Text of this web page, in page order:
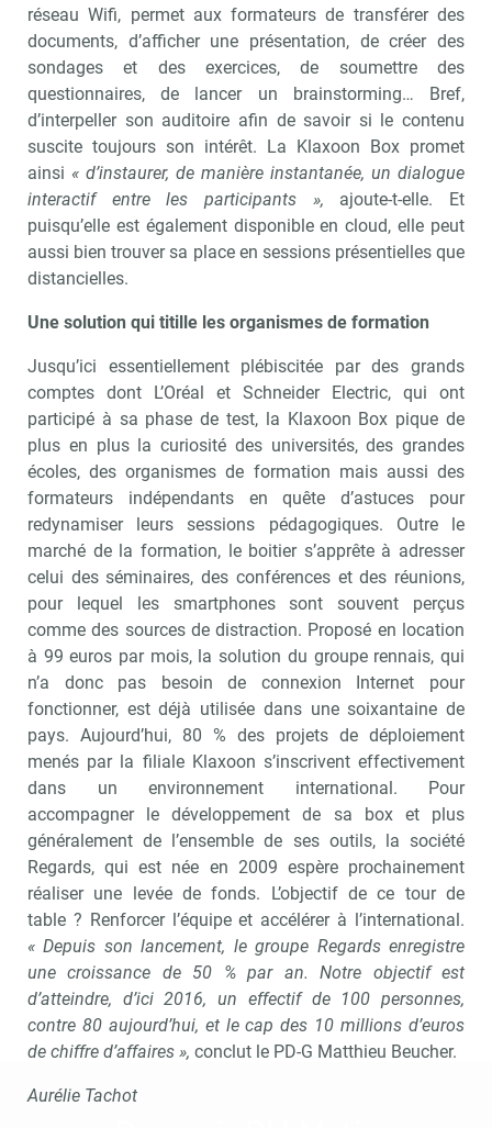
réseau Wifi, permet aux formateurs de transférer des
documents, d’afficher une présentation, de créer des
sondages et des exercices, de soumettre des
questionnaires, de lancer un brainstorming… Bref,
d’interpeller son auditoire afin de savoir si le contenu
suscite toujours son intérêt. La Klaxoon Box promet
ainsi « d’instaurer, de manière instantanée, un dialogue
interactif entre les participants », ajoute-t-elle. Et
puisqu’elle est également disponible en cloud, elle peut
aussi bien trouver sa place en sessions présentielles que
distancielles.
Une solution qui titille les organismes de formation
Jusqu’ici essentiellement plébiscitée par des grands
comptes dont L’Oréal et Schneider Electric, qui ont
participé à sa phase de test, la Klaxoon Box pique de
plus en plus la curiosité des universités, des grandes
écoles, des organismes de formation mais aussi des
formateurs indépendants en quête d’astuces pour
redynamiser leurs sessions pédagogiques. Outre le
marché de la formation, le boitier s’apprête à adresser
celui des séminaires, des conférences et des réunions,
pour lequel les smartphones sont souvent perçus
comme des sources de distraction. Proposé en location
à 99 euros par mois, la solution du groupe rennais, qui
n’a donc pas besoin de connexion Internet pour
fonctionner, est déjà utilisée dans une soixantaine de
pays. Aujourd’hui, 80 % des projets de déploiement
menés par la filiale Klaxoon s’inscrivent effectivement
dans un environnement international. Pour
accompagner le développement de sa box et plus
généralement de l’ensemble de ses outils, la société
Regards, qui est née en 2009 espère prochainement
réaliser une levée de fonds. L’objectif de ce tour de
table ? Renforcer l’équipe et accélérer à l’international.
« Depuis son lancement, le groupe Regards enregistre
une croissance de 50 % par an. Notre objectif est
d’atteindre, d’ici 2016, un effectif de 100 personnes,
contre 80 aujourd’hui, et le cap des 10 millions d’euros
de chiffre d’affaires », conclut le PD-G Matthieu Beucher.
Aurélie Tachot